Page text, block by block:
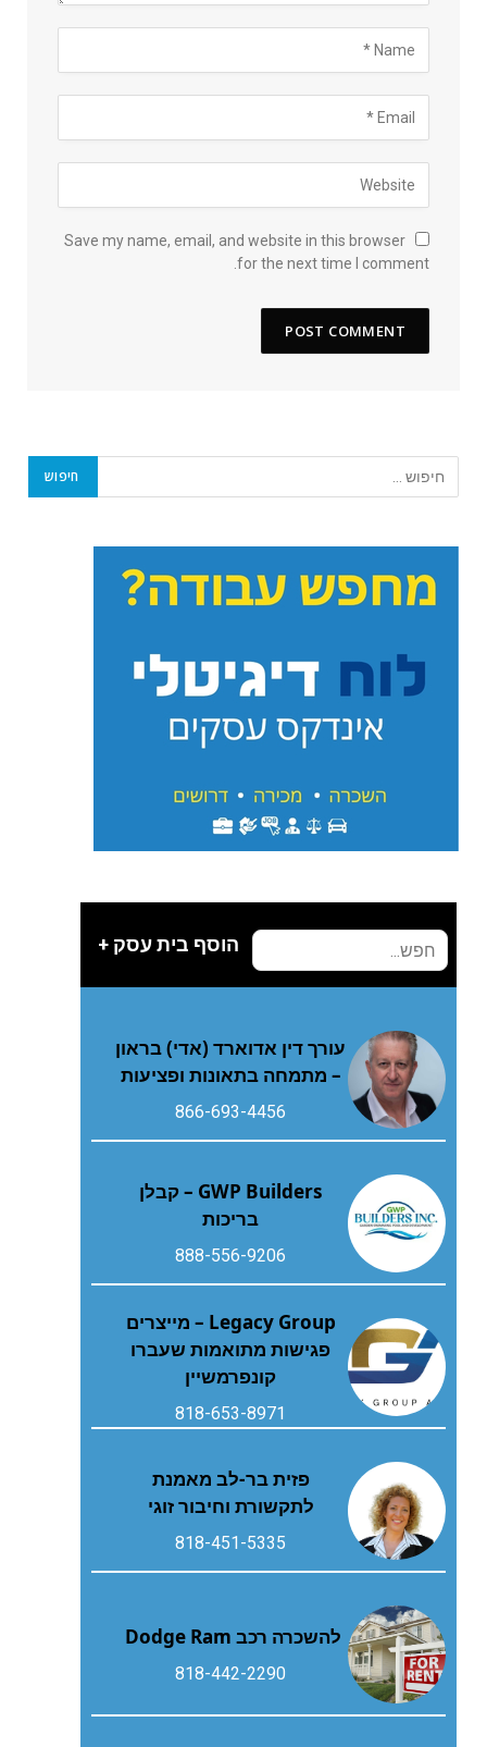
Save my name, email, and website in this browser
for the next time I comment.
הוסף בית עסק +
עורך דין אדוארד (אדי) בראון
– מתמחה בתאונות ופציעות
866-693-4456
GWP Builders – קבלן
בריכות
888-556-9206
Legacy Group – מייצרים
פגישות מתואמות שעברו
קונפרמשיין
818-653-8971
פזית בר-לב מאמנת
לתקשורת וחיבור זוגי
818-451-5335
להשכרה רכב Dodge Ram
818-442-2290